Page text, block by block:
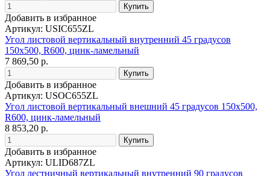
Добавить в избранное
Артикул: USIC655ZL
Угол листовой вертикальный внутренний 45 градусов
150х500, R600, цинк-ламельный
7 869,50 р.
Добавить в избранное
Артикул: USOC655ZL
Угол листовой вертикальный внешний 45 градусов 150х500,
R600, цинк-ламельный
8 853,20 р.
Добавить в избранное
Артикул: ULID687ZL
Угол лестничный вертикальный внутренний 90 градусов